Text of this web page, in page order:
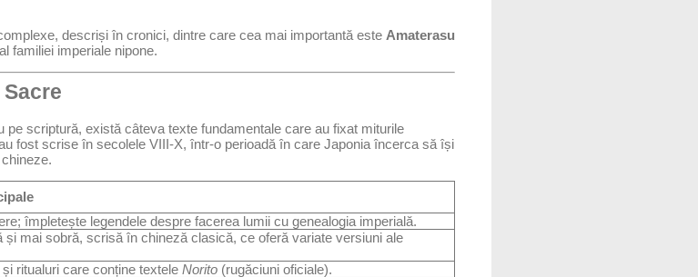
descriși în cronici, dintre care cea mai importantă este Amaterasu
familiei imperiale nipone.
pe scriptură, există câteva texte fundamentale care au fixat miturile
fost scrise în secolele VIII-X, într-o perioadă în care Japonia încerca să își
împletește legendele despre facerea lumii cu genealogia imperială.
și mai sobră, scrisă în chineză clasică, ce oferă variate versiuni ale
ritualuri care conține textele Norito (rugăciuni oficiale).